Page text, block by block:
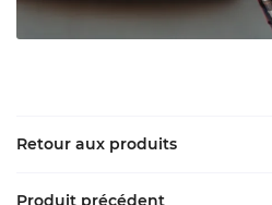
Retour aux produits
Produit précédent